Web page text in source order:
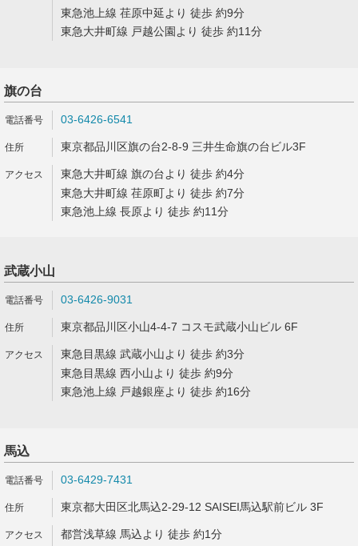
東急池上線 荏原中延より 徒歩 約9分
東急大井町線 戸越公園より 徒歩 約11分
旗の台
03-6426-6541
東京都品川区旗の台2-8-9 三井生命旗の台ビル3F
東急大井町線 旗の台より 徒歩 約4分
東急大井町線 荏原町より 徒歩 約7分
東急池上線 長原より 徒歩 約11分
武蔵小山
03-6426-9031
東京都品川区小山4-4-7 コスモ武蔵小山ビル 6F
東急目黒線 武蔵小山より 徒歩 約3分
東急目黒線 西小山より 徒歩 約9分
東急池上線 戸越銀座より 徒歩 約16分
馬込
03-6429-7431
東京都大田区北馬込2-29-12 SAISEI馬込駅前ビル 3F
都営浅草線 馬込より 徒歩 約1分